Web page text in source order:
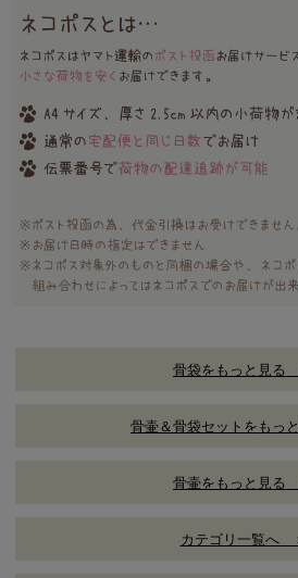
骨袋をもっと見る
骨壷＆骨袋セットをもっ
骨壷をもっと見る
カテゴリ一覧へ